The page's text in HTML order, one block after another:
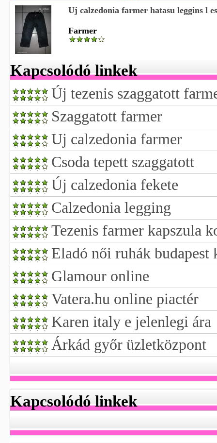
Uj calzedonia farmer hatasu leggins l es
Farmer
Kapcsolódó linkek
Új tezenis szaggatott
Szaggatott farmer
Uj calzedonia farmer
Csoda tepett szaggatott
Új calzedonia fekete
Calzedonia legging
Tezenis farmer kapszula
Eladó női ruhák budapest
Glamour online
Vatera.hu online piactér
Karen italy e jelenlegi ára
Árkád győr üzletközpont
Kapcsolódó linkek